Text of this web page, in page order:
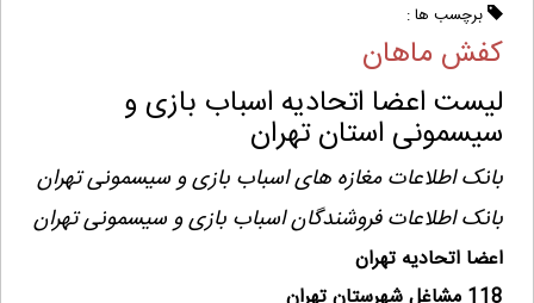
برچسب ها :
کفش ماهان
لیست اعضا اتحادیه اسباب بازی و
سیسمونی استان تهران
بانک اطلاعات مغازه های اسباب بازی و سیسمونی تهران
بانک اطلاعات فروشندگان اسباب بازی و سیسمونی تهران
اعضا اتحادیه تهران